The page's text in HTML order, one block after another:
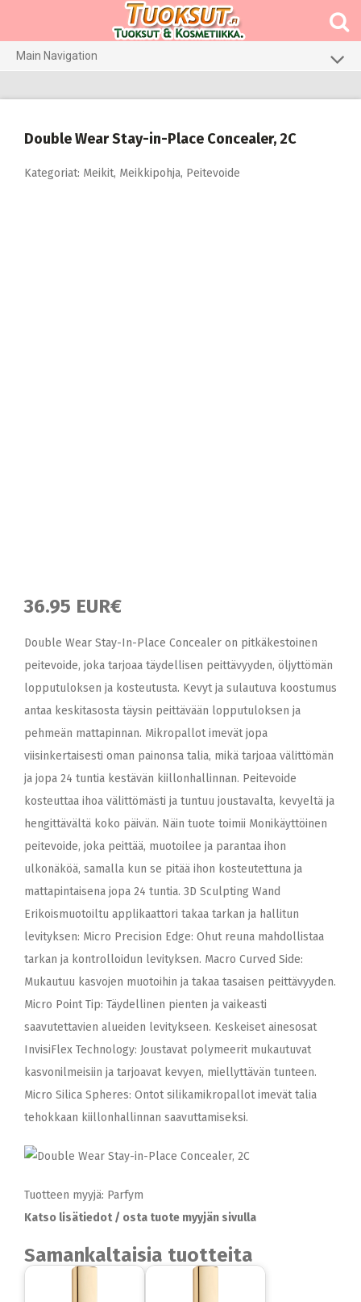
Main Navigation
Hiustenhoito
Ihonhoito
Double Wear Stay-in-Place Concealer, 2C
Kategoriat: Meikit, Meikkipohja, Peitevoide
36.95 EUR€
Double Wear Stay-In-Place Concealer on pitkäkestoinen
peitevoide, joka tarjoaa täydellisen peittävyyden, öljyttömän
lopputuloksen ja kosteutusta. Kevyt ja sulautuva koostumus
antaa keskitasosta täysin peittävään lopputuloksen ja
pehmeän mattapinnan. Mikropallot imevät jopa
viisinkertaisesti oman painonsa talia, mikä tarjoaa välittömän
ja jopa 24 tuntia kestävän kiillonhallinnan. Peitevoide
kosteuttaa ihoa välittömästi ja tuntuu joustavalta, kevyeltä ja
hengittävältä koko päivän. Näin tuote toimii Monikäyttöinen
peitevoide, joka peittää, muotoilee ja parantaa ihon
ulkonäköä, samalla kun se pitää ihon kosteutettuna ja
mattapintaisena jopa 24 tuntia. 3D Sculpting Wand
Erikoismuotoiltu applikaattori takaa tarkan ja hallitun
levityksen: Micro Precision Edge: Ohut reuna mahdollistaa
tarkan ja kontrolloidun levityksen. Macro Curved Side:
Mukautuu kasvojen muotoihin ja takaa tasaisen peittävyyden.
Micro Point Tip: Täydellinen pienten ja vaikeasti
saavutettavien alueiden levitykseen. Keskeiset ainesosat
InvisiFlex Technology: Joustavat polymeerit mukautuvat
kasvonilmeisiin ja tarjoavat kevyen, miellyttävän tunteen.
Micro Silica Spheres: Ontot silikamikropallot imevät talia
tehokkaan kiillonhallinnan saavuttamiseksi.
Tuotteen myyjä: Parfym
Katso lisätiedot / osta tuote myyjän sivulla
Samankaltaisia tuotteita